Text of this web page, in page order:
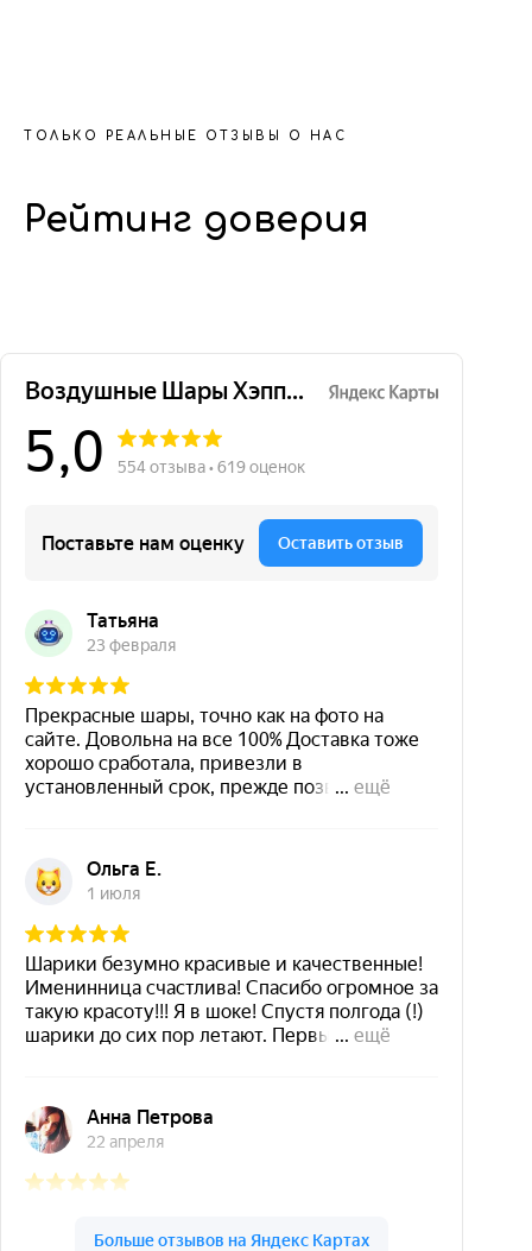
ТОЛЬКО РЕАЛЬНЫЕ ОТЗЫВЫ О НАС
Рейтинг доверия